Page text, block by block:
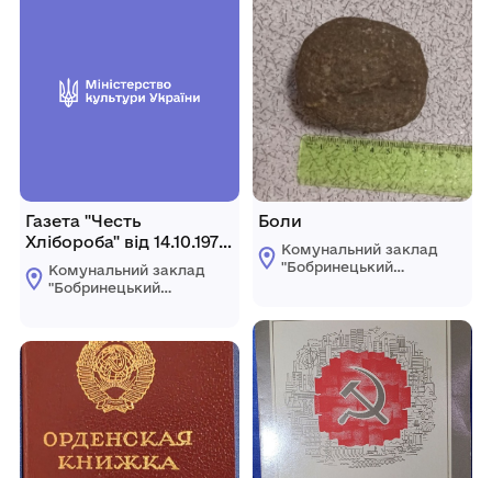
Газета "Честь
Хлібороба" від 14.10.1976
року №124 (Дні
бобринецького району
Комунальний заклад
"Бобринецький
імені Миколи
Смоленчука"
Бобринецької
міської ради
Боли
Комунальний заклад
"Бобринецький
імені Миколи
Смоленчука"
Бобринецької
міської ради